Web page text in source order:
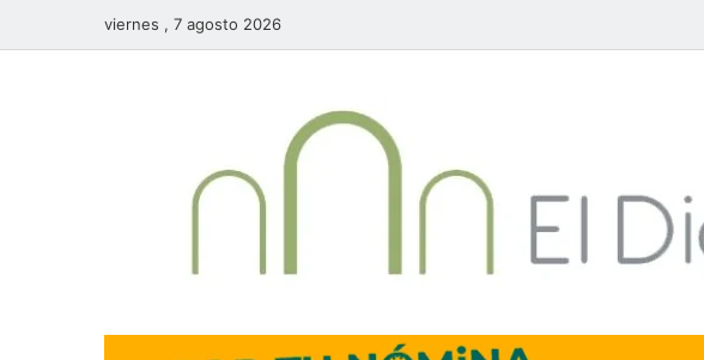
viernes , 7 agosto 2026